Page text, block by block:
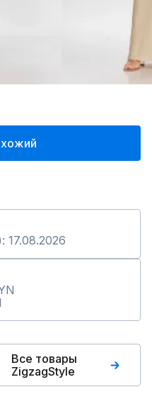
17.08.2026
Все товары
ZigzagStyle